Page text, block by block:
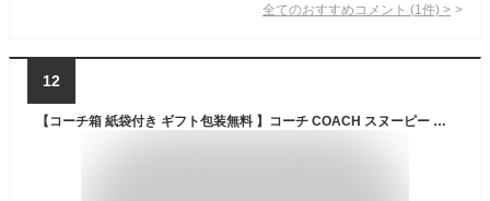
全てのおすすめコメント (1 件) >
12
【コーチ箱 紙袋付き ギフト包装無料 】コーチ COACH スヌーピー PEANUTS コインケース スマートキーケース シグネチャー CBS-91 QBTAM【新作 限定モデル】【 COACH コーチ キーケース】【楽ギフ_包装】【コンビニ受取対応商品】【あす楽】